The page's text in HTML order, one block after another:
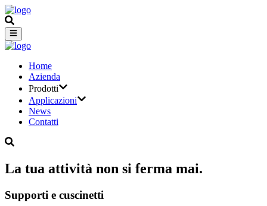
Home
Azienda
Prodotti
Applicazioni
News
Contatti
La tua attività non si ferma mai.
Supporti e cuscinetti